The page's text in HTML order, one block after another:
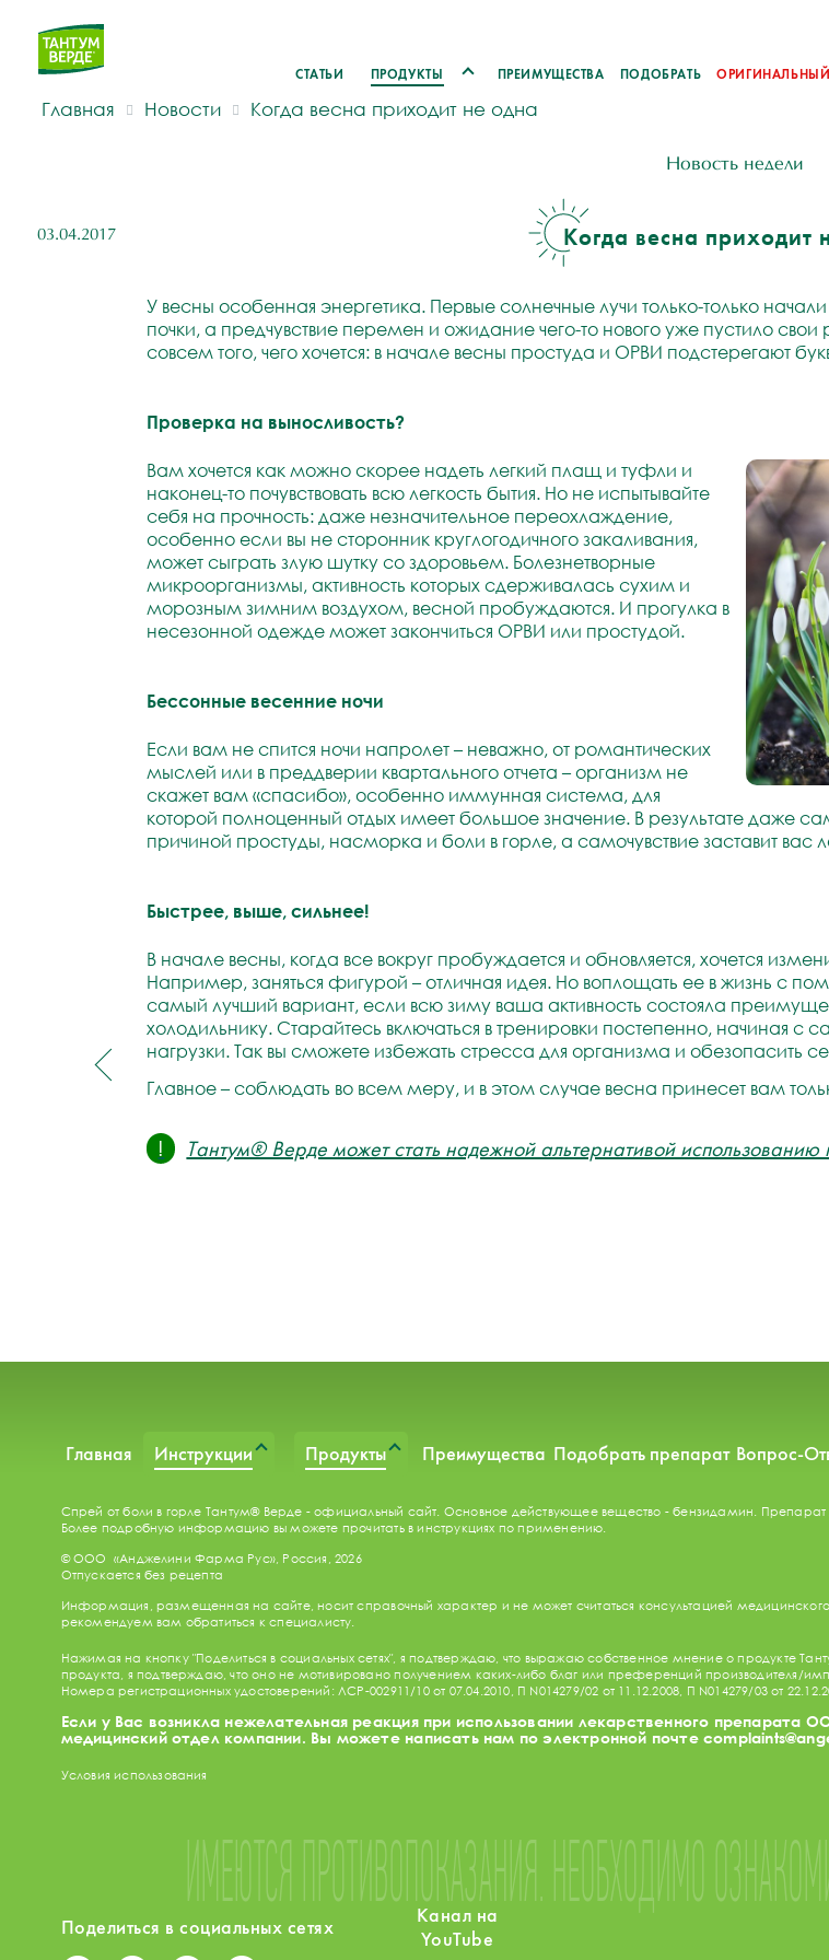
СТАТЬИ ПРОДУКТЫ ПРЕИМУЩЕСТВА ПОДОБРАТЬ ОРИГИНАЛЬНЫЙ
Главная Новости Когда весна приходит не одна
Новость недели
03.04.2017 Когда весна приходит
У весны особенная энергетика. Первые солнечные лучи только-только
почки, а предчувствие перемен и ожидание чего-то нового уже пустило
совсем того, чего хочется: в начале весны простуда и ОРВИ подстерегают
Проверка на выносливость?
Вам хочется как можно скорее надеть легкий плащ и туфли и
наконец-то почувствовать всю легкость бытия. Но не испытывайте
себя на прочность: даже незначительное переохлаждение,
особенно если вы не сторонник круглогодичного закаливания,
может сыграть злую шутку со здоровьем. Болезнетворные
микроорганизмы, активность которых сдерживалась сухим и
морозным зимним воздухом, весной пробуждаются. И прогулка в
несезонной одежде может закончиться ОРВИ или простудой.
Бессонные весенние ночи
Если вам не спится ночи напролет – неважно, от романтических
мыслей или в преддверии квартального отчета – организм не
скажет вам «спасибо», особенно иммунная система, для
которой полноценный отдых имеет большое значение. В результате даже
причиной простуды, насморка и боли в горле, а самочувствие заставит вас
Быстрее, выше, сильнее!
В начале весны, когда все вокруг пробуждается и обновляется, хочется
Например, заняться фигурой – отличная идея. Но воплощать ее в жизнь с
самый лучший вариант, если всю зиму ваша активность состояла
холодильнику. Старайтесь включаться в тренировки постепенно, начиная
нагрузки. Так вы сможете избежать стресса для организма и обезопасить
Главное – соблюдать во всем меру, и в этом случае весна принесет вам
! Тантум® Верде может стать надежной альтернативой
Главная Инструкции Продукты Преимущества Подобрать препарат Вопрос-
Спрей от боли в горле Тантум® Верде - официальный сайт. Основное действующее вещество - бензидамин.
Более подробную информацию вы можете прочитать в инструкциях по применению.
© ООО «Анджелини Фарма Рус», Россия, 2026
Отпускается без рецепта
Информация, размещенная на сайте, носит справочный характер и не может считаться консультацией
рекомендуем вам обратиться к специалисту.
Нажимая на кнопку "Поделиться в социальных сетях", я подтверждаю, что выражаю собственное мнение о продукте
продукта, я подтверждаю, что оно не мотивировано получением каких-либо благ или преференций производителя/
Номера регистрационных удостоверений: ЛСР-002911/10 от 07.04.2010, П N014279/02 от 11.12.2008, П N014279/03 от
Если у Вас возникла нежелательная реакция при использовании лекарственного
медицинский отдел компании. Вы можете написать нам по электронной почте
Условия использования
ИМЕЮТСЯ ПРОТИВОПОКАЗАНИЯ. НЕОБХОДИМО
Поделиться в социальных сетях
Канал на
YouTube